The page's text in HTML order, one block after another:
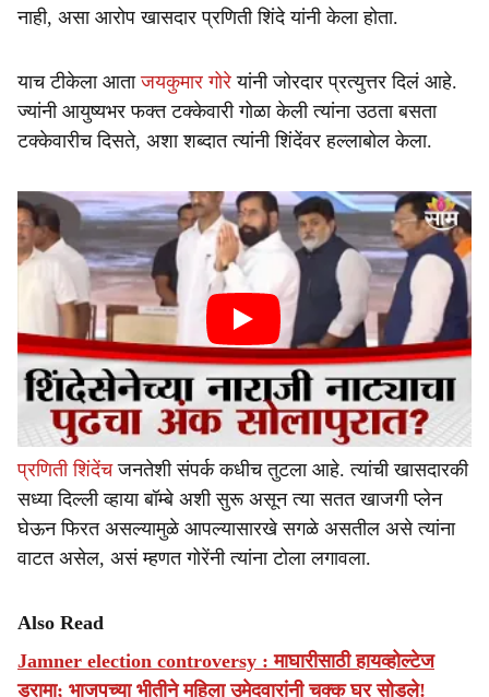
नाही, असा आरोप खासदार प्रणिती शिंदे यांनी केला होता.
याच टीकेला आताजयकुमार गोरे यांनी जोरदार प्रत्युत्तर दिलं आहे.
ज्यांनी आयुष्यभर फक्त टक्केवारी गोळा केली त्यांना उठता बसता
टक्केवारीच दिसते, अशा शब्दात त्यांनी शिंदेंवर हल्लाबोल केला.
प्रणिती शिंदेंचजनतेशी संपर्क कधीच तुटला आहे. त्यांची खासदारकी
सध्या दिल्ली व्हाया बॉम्बे अशी सुरू असून त्या सतत खाजगी प्लेन
घेऊन फिरत असल्यामुळे आपल्यासारखे सगळे असतील असे त्यांना
वाटत असेल, असं म्हणत गोरेंनी त्यांना टोला लगावला.
Also Read
Jamner election controversy : माघारीसाठी हायव्होल्टेज
ड्रामा; भाजपच्या भीतीने महिला उमेदवारांनी चक्क घर सोडले!